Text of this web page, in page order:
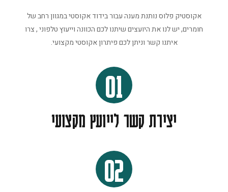
אקוסטיק פלוס נותנת מענה עבור בידוד אקוסטי במגוון רחב של
חומרים, יש לנו את היועצים שיתנו לכם הכוונה וייעוץ טלפוני , צרו
איתנו קשר וניתן לכם פיתרון אקוסטי מקצועי.
01
יצירת קשר לייועץ מקצועי
02